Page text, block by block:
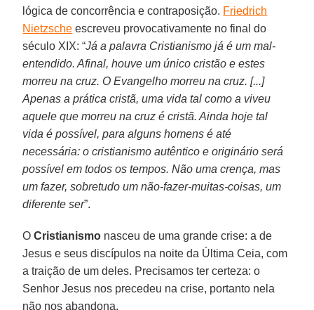
lógica de concorrência e contraposição. Friedrich
Nietzsche escreveu provocativamente no final do
século XIX: “Já a palavra Cristianismo já é um mal-
entendido. Afinal, houve um único cristão e estes
morreu na cruz. O Evangelho morreu na cruz. [...]
Apenas a prática cristã, uma vida tal como a viveu
aquele que morreu na cruz é cristã. Ainda hoje tal
vida é possível, para alguns homens é até
necessária: o cristianismo autêntico e originário será
possível em todos os tempos. Não uma crença, mas
um fazer, sobretudo um não-fazer-muitas-coisas, um
diferente ser”.
OCristianismo nasceu de uma grande crise: a de
Jesus e seus discípulos na noite da Última Ceia, com
a traição de um deles. Precisamos ter certeza: o
Senhor Jesus nos precedeu na crise, portanto nela
não nos abandona.